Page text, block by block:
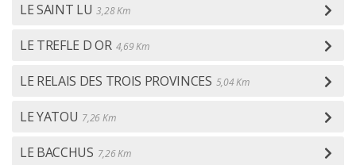
LE SAINT LU 3,28 Km
LE TREFLE D OR 4,69 Km
LE RELAIS DES TROIS PROVINCES 5,04 Km
LE YATOU 7,26 Km
LE BACCHUS 7,26 Km